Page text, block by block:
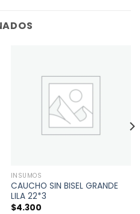
INSUMOS
CAUCHO SIN BISEL GRANDE
LILA 22*3
$4.300